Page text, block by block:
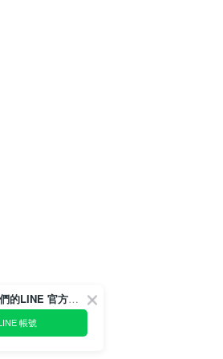
歡迎訂閱我們的LINE 官方帳號
帳號